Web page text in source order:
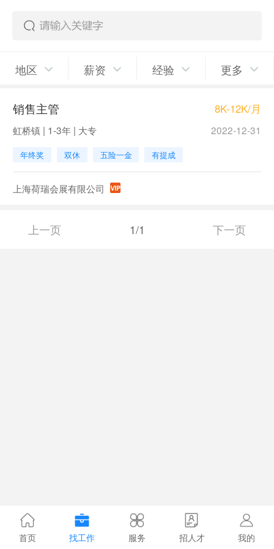
地区 薪资 经验 更多
销售主管 8K-12K/月
虹桥镇 | 1-3年 | 大专 2022-12-31
年终奖 双休 五险一金 有提成
上海荷瑞会展有限公司
上一页 1/1 下一页
首页 找工作 服务 招人才 我的